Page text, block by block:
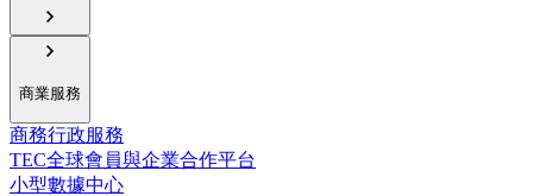
商業服務
商務行政服務
TEC全球會員與企業合作平台
小型數據中心